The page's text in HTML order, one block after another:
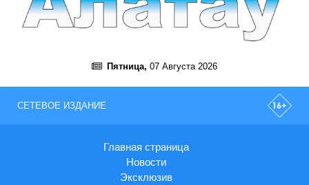
Пятница, 07 Августа 2026
СЕТЕВОЕ ИЗДАНИЕ
Главная страница
Новости
Эксклюзив